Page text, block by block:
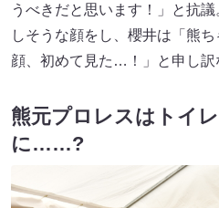
うべきだと思います！」と抗
しそうな顔をし、櫻井は「熊
顔、初めて見た…！」と申し訳
熊元プロレスはトイ
に……?